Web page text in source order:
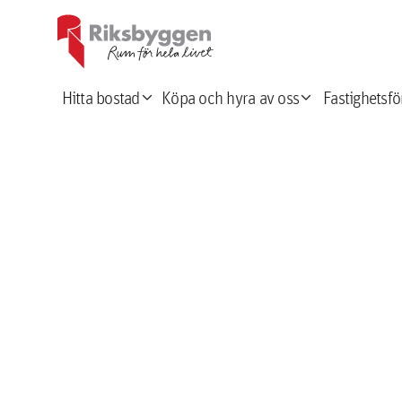
Hitta bostadexpand_more Köpa och hyra av ossexpand_more